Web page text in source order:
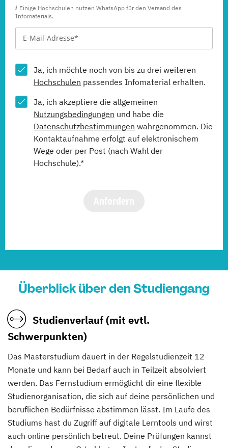
Einige Hochschulen nutzen WhatsApp für den Versand des
Infomaterials.
Ja, ich möchte noch von bis zu drei weiteren
Hochschulen passendes Infomaterial erhalten.
Ja, ich akzeptiere die allgemeinen
Nutzungsbedingungen und habe die
Datenschutzbestimmungen wahrgenommen. Die
Kontaktaufnahme erfolgt auf elektronischem
Wege oder per Post (nach Wahl der
Hochschule).*
Überblick über den Studiengang
Studienverlauf (mit evtl.
Schwerpunkten)
Das Masterstudium dauert in der Regelstudienzeit 12
Monate und kann bei Bedarf auch in Teilzeit absolviert
werden. Das Fernstudium ermöglicht dir eine flexible
Studienorganisation, die sich auf deine persönlichen und
beruflichen Bedürfnisse abstimmen lässt. Im Laufe des
Studiums hast du Zugriff auf digitale Lerntools und wirst
auch online persönlich betreut. Deine Prüfungen kannst